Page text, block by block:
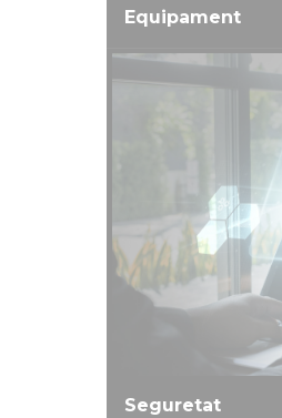
Equipament
Seguretat